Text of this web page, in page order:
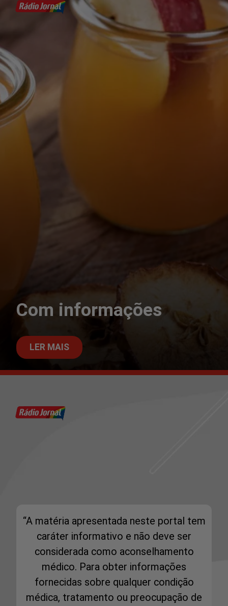
Com informações
LER MAIS
“A matéria apresentada neste portal tem
caráter informativo e não deve ser
considerada como aconselhamento
médico. Para obter informações
fornecidas sobre qualquer condição
médica, tratamento ou preocupação de